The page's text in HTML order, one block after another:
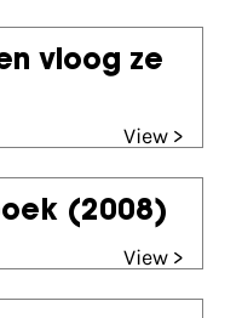
vloog ze
View >
(2008)
View >